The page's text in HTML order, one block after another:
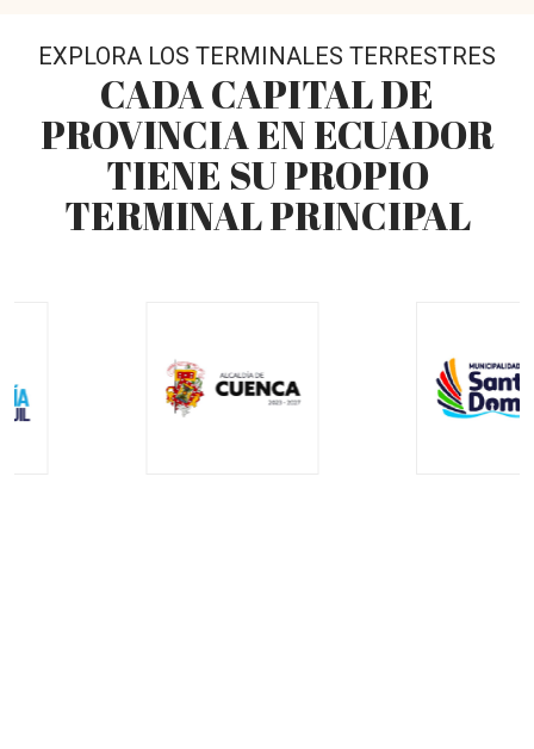
EXPLORA LOS TERMINALES TERRESTRES
CADA CAPITAL DE
PROVINCIA EN ECUADOR
TIENE SU PROPIO
TERMINAL PRINCIPAL